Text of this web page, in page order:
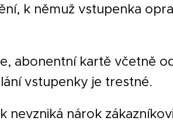
k němuž vstupenka
abonentní kartě včetně
vstupenky je trestné.
nevzniká nárok